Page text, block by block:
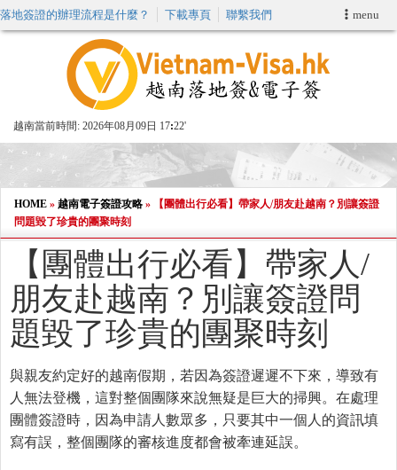
menu
落地簽證的辦理流程是什麼？ 下載專頁 聯繫我們
越南當前時間: 2026年08月09日 17 22'
申請簽證
VIP快速通關服务
加快E-VISA服務
週末緊急電子簽證
查詢簽證狀態
HOME » 越南電子簽證攻略 »
【團體出行必看】帶家人/朋友赴越南？別讓簽證
問題毀了珍貴的團聚時刻
【團體出行必看】帶家人/
朋友赴越南？別讓簽證問
題毀了珍貴的團聚時刻
與親友約定好的越南假期，若因為簽證遲遲不下來，導致有
人無法登機，這對整個團隊來說無疑是巨大的掃興。在處理
團體簽證時，因為申請人數眾多，只要其中一個人的資訊填
寫有誤，整個團隊的審核進度都會被牽連延誤。